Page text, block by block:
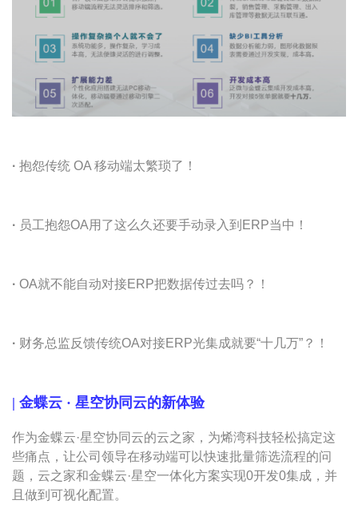
· 抱怨传统 OA 移动端太繁琐了！
· 员工抱怨OA用了这么久还要手动录入到ERP当中！
· OA就不能自动对接ERP把数据传过去吗？！
· 财务总监反馈传统OA对接ERP光集成就要“十几万”？！
| 金蝶云 · 星空协同云的新体验
作为金蝶云·星空协同云的云之家，为烯湾科技轻松搞定这
些痛点，让公司领导在移动端可以快速批量筛选流程的问
题，云之家和金蝶云·星空一体化方案实现0开发0集成，并
且做到可视化配置。